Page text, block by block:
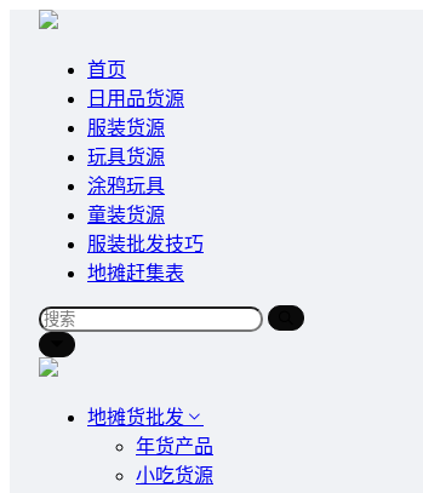
首页
日用品货源
服装货源
玩具货源
涂鸦玩具
童装货源
服装批发技巧
地摊赶集表
地摊货批发
年货产品
小吃货源